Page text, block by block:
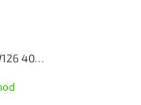
K2 Spray na klínové řemeny W126 400ml